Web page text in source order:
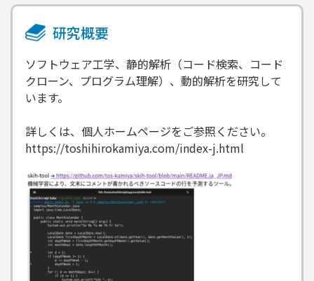
研究概要
ソフトウェア工学、静的解析（コード検索、コード
クローン、プログラム理解）、動的解析を研究して
います。
詳しくは、個人ホームページをご参照ください。
https://toshihirokamiya.com/index-j.html